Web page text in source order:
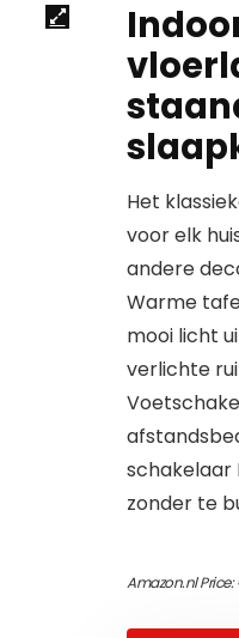
Het
voor elk
andere
Warme
mooi licht
verlichte
schakelaar
zonder te
Amazon.nl Price: